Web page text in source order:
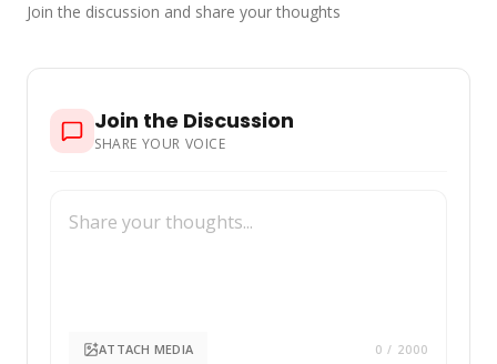
Join the discussion and share your thoughts
Join the Discussion
SHARE YOUR VOICE
ATTACH MEDIA 0 / 2000